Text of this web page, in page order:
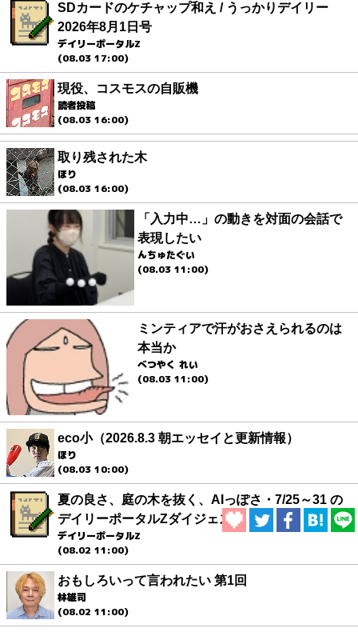
SDカードのケチャップ和え / うっかりデイリー
2026年8月1日号
デイリーポータルZ
(08.03 17:00)
現役、コスモスの自販機
読者投稿
(08.03 16:00)
取り残された木
ほり
(08.03 16:00)
「入力中…」の動きを対面の会話で
表現したい
んちゅたぐい
(08.03 11:00)
ミンティアで汗がおさえられるのは
本当か
べつやく れい
(08.03 11:00)
eco小（2026.8.3 朝エッセイと更新情報）
ほり
(08.03 10:00)
夏の良さ、庭の木を抜く、AIっぽさ・7/25～31 の
デイリーポータルZダイジェスト
デイリーポータルZ
(08.02 11:00)
おもしろいって言われたい 第1回
林雄司
(08.02 11:00)